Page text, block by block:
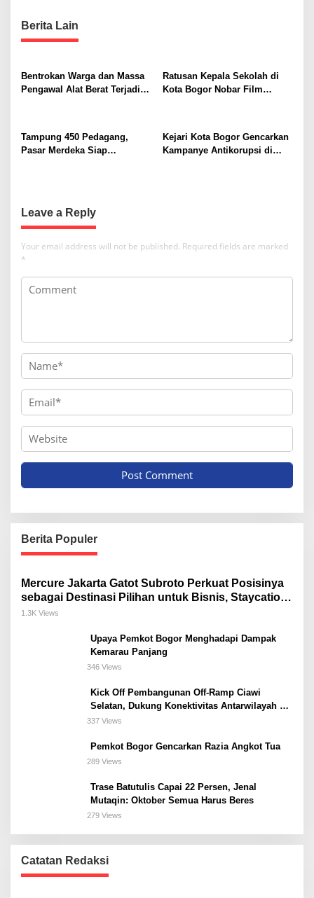
n
a
i
g
t
i
Berita Lain
Bentrokan Warga dan Massa
Pengawal Alat Berat Terjadi di
Ratusan Kepala Sekolah di
Kota Bogor Nobar Film
Tampung 450 Pedagang,
Pasar Merdeka Siap
Kejari Kota Bogor Gencarkan
Kampanye Antikorupsi di
Leave a Reply
Your email address will not be published. Required fields are marked
*
Berita Populer
Mercure Jakarta Gatot Subroto Perkuat Posisinya
sebagai Destinasi Pilihan untuk Bisnis, Staycation,
Meeting, dan Kuliner di Jakarta Selatan
1.3K Views
Upaya Pemkot Bogor Menghadapi Dampak
Kemarau Panjang
346 Views
Kick Off Pembangunan Off-Ramp Ciawi
Selatan, Dukung Konektivitas Antarwilayah di
Bogor Selatan
337 Views
Pemkot Bogor Gencarkan Razia Angkot Tua
289 Views
Trase Batutulis Capai 22 Persen, Jenal
Mutaqin: Oktober Semua Harus Beres
279 Views
Catatan Redaksi